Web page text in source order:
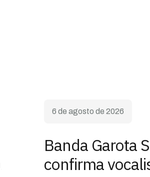
6 de agosto de 2026
Banda Garota
confirma